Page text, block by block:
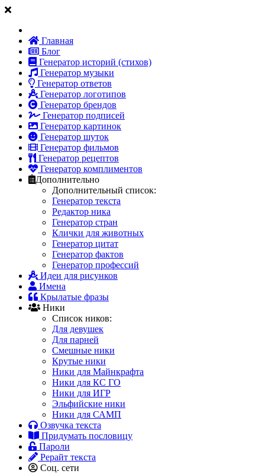
Главная
Блог
Генератор историй (стихов)
Генератор музыки
Генератор ответов
Генератор логотипов
Генератор брендов
Генератор подписей
Генератор картинок
Генератор шуток
Генератор фильмов
Генератор рецептов
Генератор комплиментов
Дополнительно
Дополнительный список:
Генератор текста
Редактор ника
Генератор стран
Клички для животных
Генератор цитат
Генератор фактов
Генератор профессий
Идеи для рисунков
Имена
Крылатые фразы
Ники
Список ников:
Для девушек
Для парней
Смешные ники
Крутые ники
Ники для Майнкрафта
Ники для КС ГО
Ники для ИГР
Эльфийские ники
Ники для САМП
Озвучка текста
Придумать пословицу
Пароли
Рерайт текста
Соц. сети